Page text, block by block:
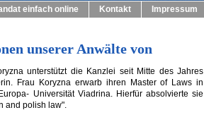
einfach online Kontakt Impressum
unserer Anwälte von
unterstützt die Kanzlei seit Mitte des Jahres
Frau Koryzna erwarb ihren Master of Laws in
Universität Viadrina. Hierfür absolvierte sie
and polish law".